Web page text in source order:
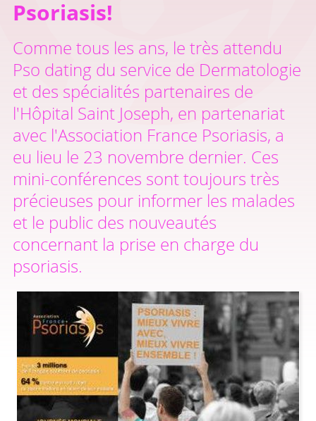
Psoriasis!
Comme tous les ans, le très attendu
Pso dating du service de Dermatologie
et des spécialités partenaires de
l'Hôpital Saint Joseph, en partenariat
avec l'Association France Psoriasis, a
eu lieu le 23 novembre dernier. Ces
mini-conférences sont toujours très
précieuses pour informer les malades
et le public des nouveautés
concernant la prise en charge du
psoriasis.